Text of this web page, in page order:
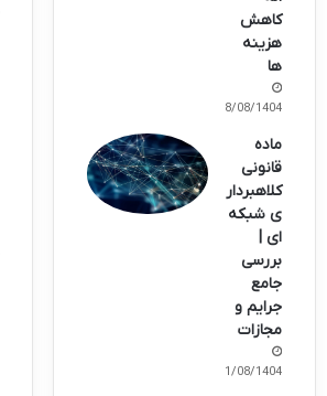
کاهش
هزینه
ها
18/08/1404
ماده
قانونی
کلاهبردار
ی شبکه
ای |
بررسی
جامع
جرایم و
مجازات
11/08/1404